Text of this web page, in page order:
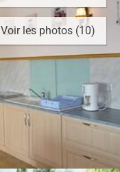
Voir les photos (10)